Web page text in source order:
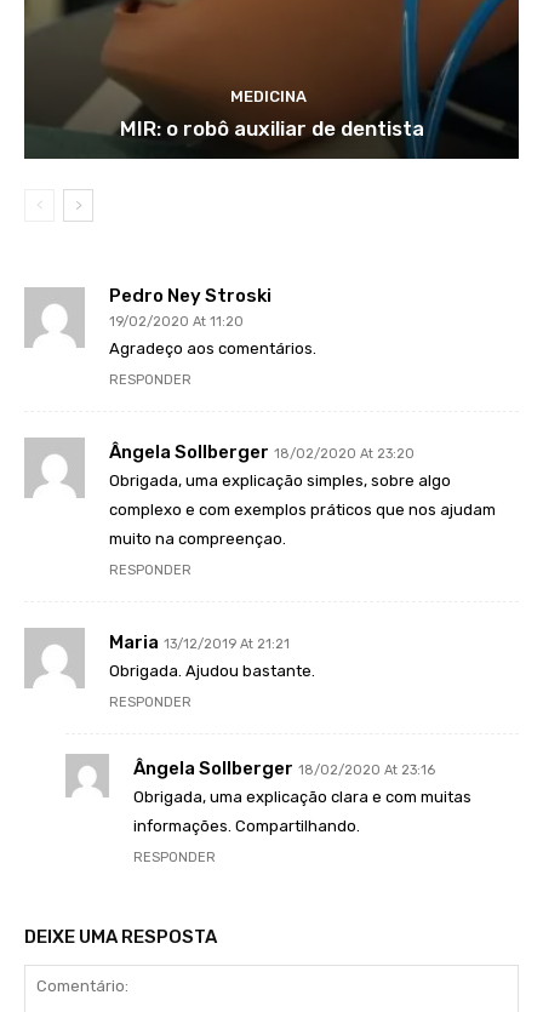
MEDICINA
MIR: o robô auxiliar de dentista
Pedro Ney Stroski
19/02/2020 At 11:20
Agradeço aos comentários.
RESPONDER
Ângela Sollberger 18/02/2020 At 23:20
Obrigada, uma explicação simples, sobre algo
complexo e com exemplos práticos que nos ajudam
muito na compreençao.
RESPONDER
Maria 13/12/2019 At 21:21
Obrigada. Ajudou bastante.
RESPONDER
Ângela Sollberger 18/02/2020 At 23:16
Obrigada, uma explicação clara e com muitas
informações. Compartilhando.
RESPONDER
DEIXE UMA RESPOSTA